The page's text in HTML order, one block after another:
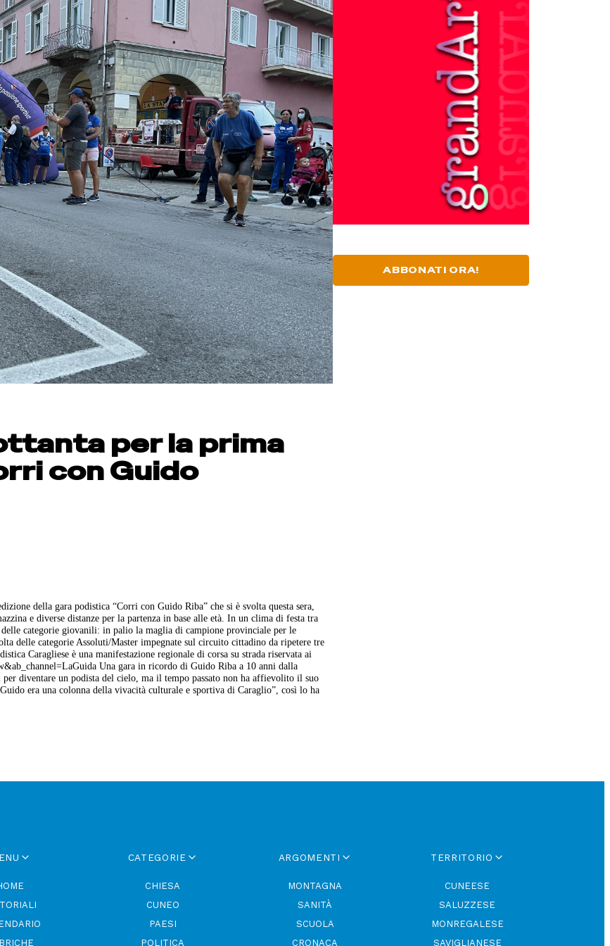
per la prima
con Guido
della gara podistica “Corri con Guido Riba” che si è svolta questa sera,
e diverse distanze per la partenza in base alle età. In un clima di festa tra
categorie giovanili: in palio la maglia di campione provinciale per le
delle categorie Assoluti/Master impegnate sul circuito cittadino da ripetere tre
Caragliese è una manifestazione regionale di corsa su strada riservata ai
Una gara in ricordo di Guido Riba a 10 anni dalla
per diventare un podista del cielo, ma il tempo passato non ha affievolito il suo
era una colonna della vivacità culturale e sportiva di Caraglio”, così lo ha
ABBONATI ORA!
CATEGORIE
CHIESA
CUNEO
PAESI
POLITICA
ARGOMENTI
MONTAGNA
SANITÀ
SCUOLA
CRONACA
TERRITORIO
CUNEESE
SALUZZESE
MONREGALESE
SAVIGLIANESE